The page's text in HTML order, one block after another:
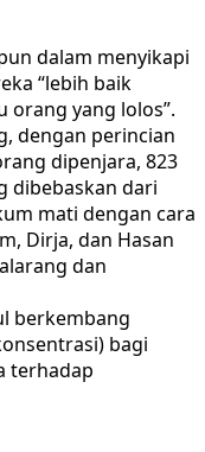
dalam menyikapi
“lebih baik
orang yang lolos”.
dengan perincian
dipenjara, 823
dibebaskan dari
mati dengan cara
Dirja, dan Hasan
dan
berkembang
bagi
terhadap